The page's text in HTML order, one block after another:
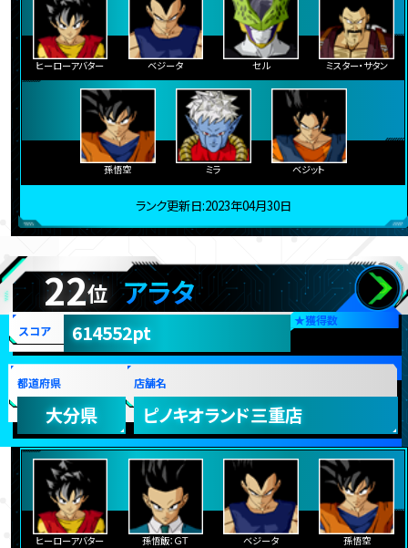
ヒーローアバター ベジータ セル ミスター・サタン
孫悟空 ミラ ベジット
ランク更新日:2023年04月30日
22位 アラタ
★獲得数
スコア 614552pt
都道府県
大分県
店舗名
ピノキオランド三重店
ヒーローアバター 孫悟飯：ＧＴ ベジータ 孫悟空